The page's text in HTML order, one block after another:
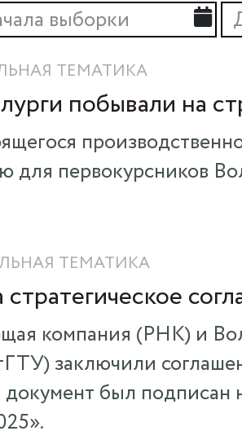
ТЕМАТИКА
побывали на
для первокурсников
ТЕМАТИКА
компания (РНК) и
заключили
был подписан